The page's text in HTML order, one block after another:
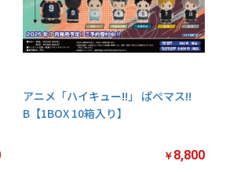
アニメ「ハイキュー!!」 ぱぺマス!!
B【1BOX 10箱入り】
￥ 8,800